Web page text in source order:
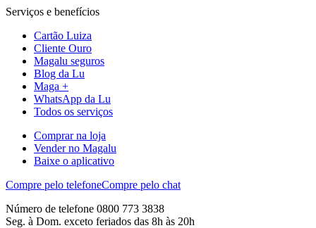
Serviços e benefícios
Cartão Luiza
Cliente Ouro
Magalu seguros
Blog da Lu
Maga +
WhatsApp da Lu
Todos os serviços
Comprar na loja
Vender no Magalu
Baixe o aplicativo
Compre pelo telefoneCompre pelo chat
Número de telefone 0800 773 3838
Seg. à Dom. exceto feriados das 8h às 20h